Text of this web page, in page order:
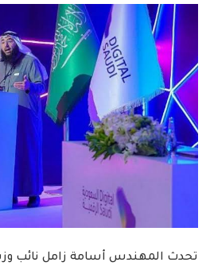
تحدث المهندس أسامة زامل نائب